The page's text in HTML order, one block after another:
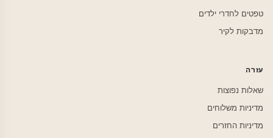
טפטים לחדרי ילדים
מדבקות לקיר
עזרה
שאלות נפוצות
מדיניות משלוחים
מדיניות החזרים